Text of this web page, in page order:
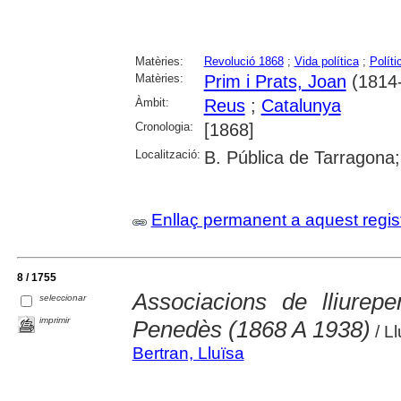
Matèries: Revolució 1868; Vida política;
Matèries:
Prim i Prats, Joan
Àmbit: Reus; Catalunya
Cronologia: [1868]
Localització: B. Pública de
Enllaç permanent a aquest
8 / 1755
seleccionar
imprimir
Associacions de
Penedès (1868 A 1938) /
Bertran, Lluïsa